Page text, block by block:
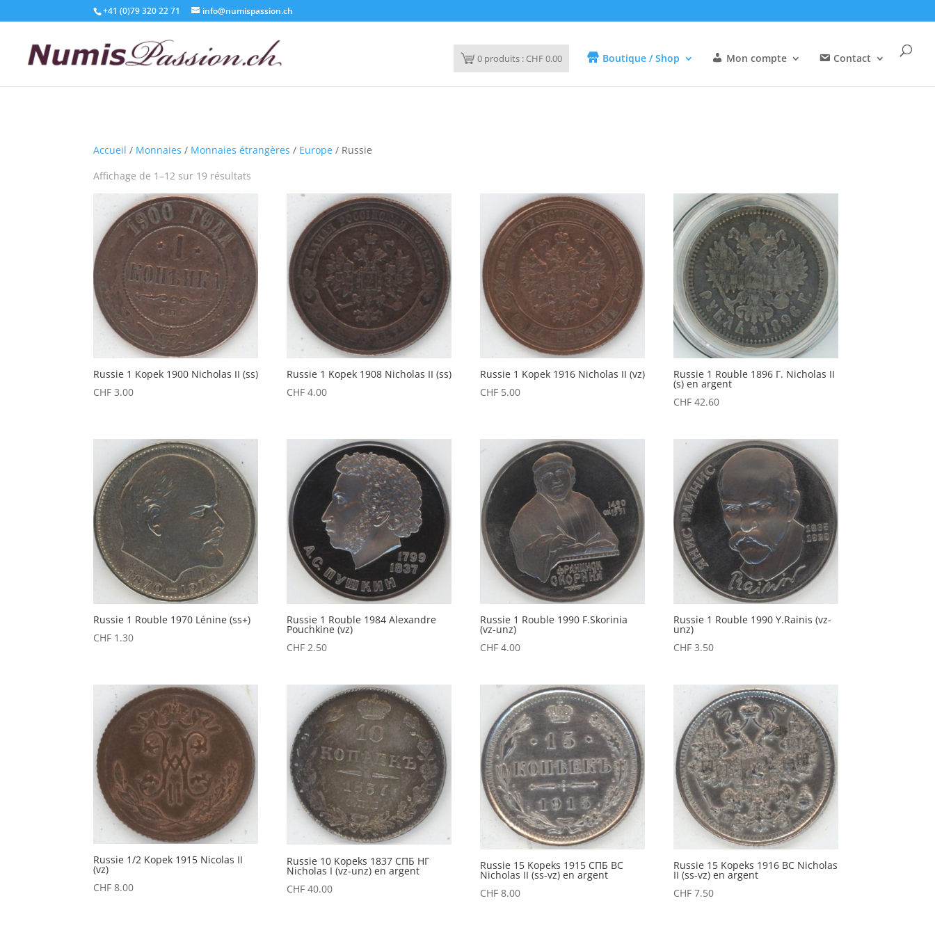
+41 (0)79 320 22 71 info@numispassion.ch
0 produits : CHF0.00 Boutique / Shop Mon compte Contact
Accueil / Monnaies / Monnaies étrangères / Europe / Russie
Affichage de 1–12 sur 19 résultats
Russie 1 Kopek 1900 Nicholas II (ss)
CHF 3.00
Russie 1 Kopek 1908 Nicholas II (ss)
CHF 4.00
Russie 1 Kopek 1916 Nicholas II (vz)
CHF 5.00
Russie 1 Rouble 1896 Г. Nicholas II
(s) en argent
CHF 42.60
Russie 1 Rouble 1970 Lénine (ss+)
CHF 1.30
Russie 1 Rouble 1984 Alexandre
Pouchkine (vz)
CHF 2.50
Russie 1 Rouble 1990 F.Skorinia
(vz-unz)
CHF 4.00
Russie 1 Rouble 1990 Y.Rainis (vz-
unz)
CHF 3.50
Russie 1/2 Kopek 1915 Nicolas II
(vz)
CHF 8.00
Russie 10 Kopeks 1837 СПБ НГ
Nicholas I (vz-unz) en argent
CHF 40.00
Russie 15 Kopeks 1915 СПБ ВС
Nicholas II (ss-vz) en argent
CHF 8.00
Russie 15 Kopeks 1916 BC Nicholas
II (ss-vz) en argent
CHF 7.50